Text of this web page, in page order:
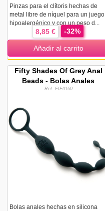
Pinzas para el clítoris hechas de
metal libre de níquel para un juego
hipoalergénico y con un peso d...
8,85 € -32%
Añadir al carrito
Fifty Shades Of Grey Anal
Beads - Bolas Anales
Ref. FIF0160
Bolas anales hechas en silicona